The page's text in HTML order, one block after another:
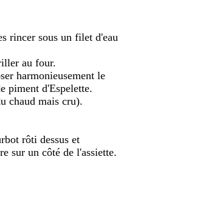
rincer sous un filet d'eau
au four.
harmonieusement le
piment d'Espelette.
chaud mais cru).
rôti dessus et
sur un côté de l'assiette.